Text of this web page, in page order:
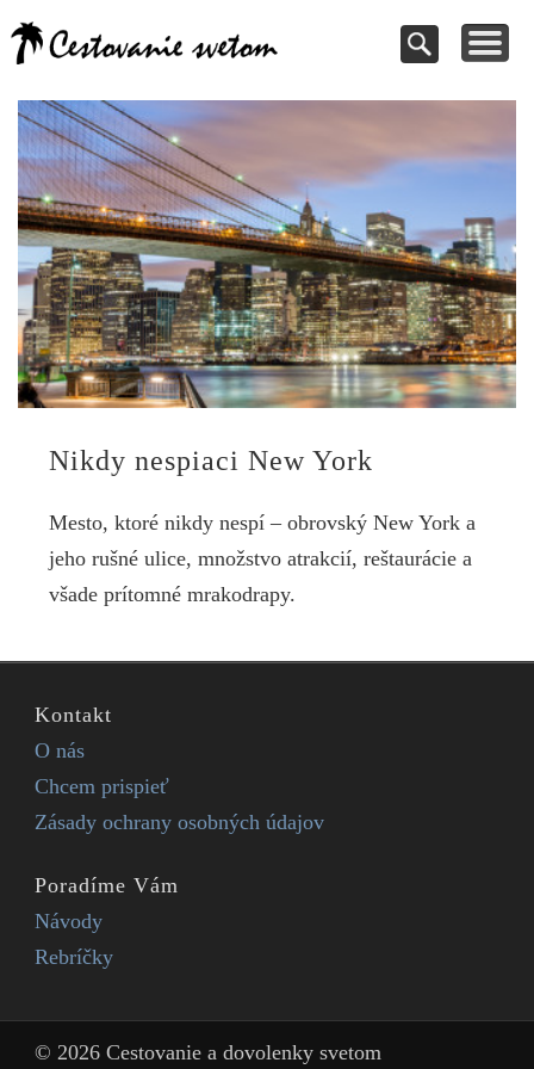
Cestovanie a
dovolenky
svetom
DOVOLENKY Cestujte s nami
VAŠE PRÍSPEVKY Inšpirujte sa
TIPY NA VÝLETY Kde vycestovať
NÁVODY Pomoc pri rezervácii
Nikdy nespiaci New York
Mesto, ktoré nikdy nespí – obrovský New York a
jeho rušné ulice, množstvo atrakcií, reštaurácie a
všade prítomné mrakodrapy.
Kontakt
O nás
Chcem prispieť
Zásady ochrany osobných údajov
Poradíme Vám
Návody
Rebríčky
© 2026 Cestovanie a dovolenky svetom